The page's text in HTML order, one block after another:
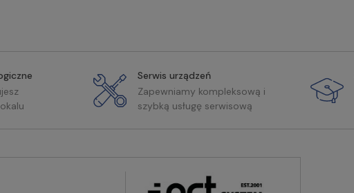
Serwis urządzeń
Zapewniamy kompleksową i
szybką usługę serwisową